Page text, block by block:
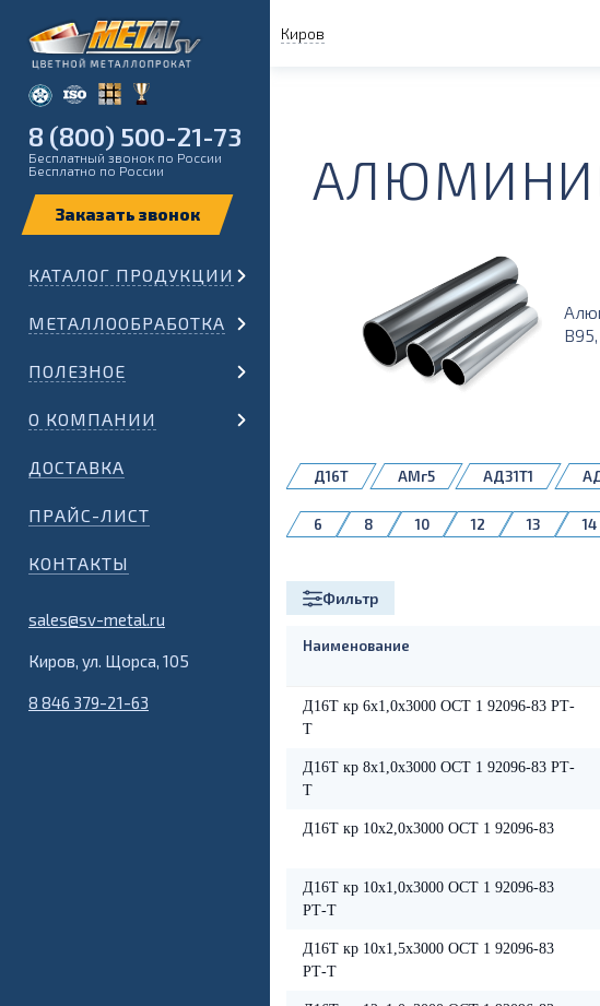
Киров
8 (800) 500-21-73
Бесплатный звонок по России
Бесплатно по России
КАТАЛОГ ПРОДУКЦИИ
МЕТАЛЛООБРАБОТКА
ПОЛЕЗНОЕ
О КОМПАНИИ
ДОСТАВКА
ПРАЙС-ЛИСТ
КОНТАКТЫ
sales@sv-metal.ru
Киров, ул. Щорса, 105
8 846 379-21-63
Д16Т АМг5 АД31Т1
6
8 10 12 13 14
190Фильтр
Наименование
Д16Т кр 6х1,0х3000 ОСТ 1 92096-83 РТ-
Т
Д16Т кр 8х1,0х3000 ОСТ 1 92096-83 РТ-
Т
Д16Т кр 10х2,0х3000 ОСТ 1 92096-83
Д16Т кр 10х1,0х3000 ОСТ 1 92096-83
РТ-Т
Д16Т кр 10х1,5х3000 ОСТ 1 92096-83
РТ-Т